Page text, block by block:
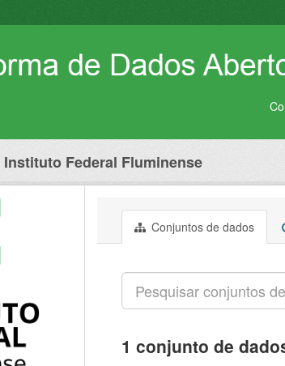
Instituto Federal Fluminense
Conjuntos de dados
1 conjunto de